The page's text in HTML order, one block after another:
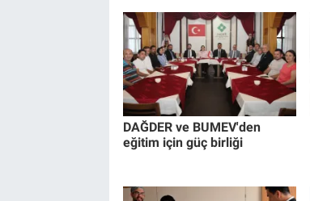
DAĞDER ve BUMEV'den
eğitim için güç birliği